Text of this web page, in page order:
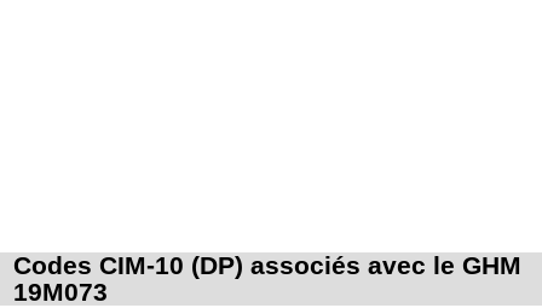
Codes CIM-10 (DP) associés avec le GHM
19M073